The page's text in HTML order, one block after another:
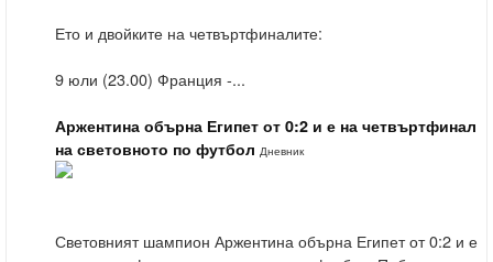
Ето и двойките на четвъртфиналите:
9 юли (23.00) Франция -...
Аржентина обърна Египет от 0:2 и е на четвъртфинал
на световното по футбол Дневник
Световният шампион Аржентина обърна Египет от 0:2 и е